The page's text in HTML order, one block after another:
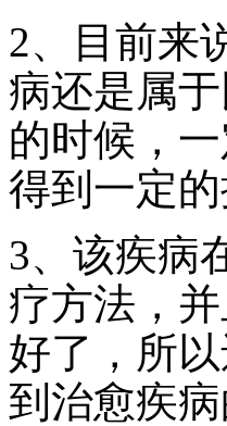
2、目前来
病还是属
的时候，
得到一定
3、该疾病
疗方法，
好了，所
到治愈疾病